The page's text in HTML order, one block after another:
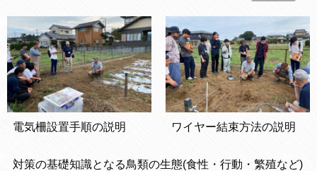
電気柵設置手順の説明 ワイヤー結束方法の説明
対策の基礎知識となる鳥類の生態(食性・行動・繁殖など)